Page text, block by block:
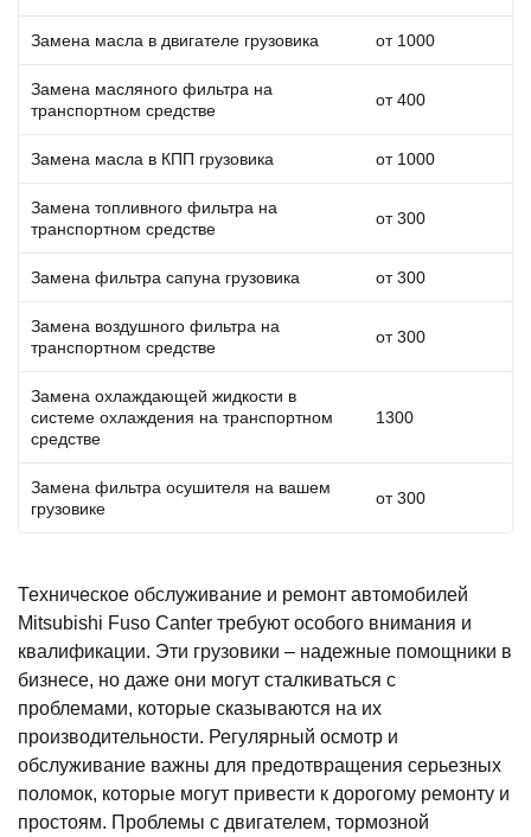
Замена масла в двигателе грузовика от 1000
Замена масляного фильтра на
транспортном средстве
от 400
Замена масла в КПП грузовика от 1000
Замена топливного фильтра на
транспортном средстве
от 300
Замена фильтра сапуна грузовика от 300
Замена воздушного фильтра на
транспортном средстве
от 300
Замена охлаждающей жидкости в
системе охлаждения на транспортном
средстве
1300
Замена фильтра осушителя на вашем
грузовике
от 300
Техническое обслуживание и ремонт автомобилей
Mitsubishi Fuso Canter требуют особого внимания и
квалификации. Эти грузовики – надежные помощники в
бизнесе, но даже они могут сталкиваться с
проблемами, которые сказываются на их
производительности. Регулярный осмотр и
обслуживание важны для предотвращения серьезных
поломок, которые могут привести к дорогому ремонту и
простоям. Проблемы с двигателем, тормозной